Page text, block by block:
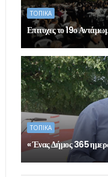
ΤΟΠΙΚΑ
Επιτυχες το 19ο
ΤΟΠΙΚΑ
« Ένας Δήμος 365